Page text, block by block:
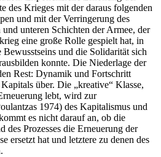
des Krieges mit der daraus folgenden
und mit der Verringerung des
unteren Schichten der Armee, der
eine große Rolle gespielt hat, in
und die Solidarität sich
konnte. Die Niederlage der
Rest: Dynamik und Fortschritt
über. Die „kreative“ Klasse,
lebt, wird zur
1974) des Kapitalismus und
es nicht darauf an, ob die
des Prozesses die Erneuerung der
ersetzt hat und letztere zu denen des